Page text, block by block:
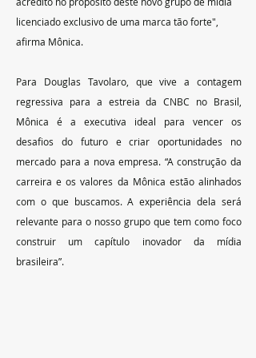
licenciado exclusivo de uma marca tão forte",
afirma Mônica.
Para Douglas Tavolaro, que vive a contagem
regressiva para a estreia da CNBC no Brasil,
Mônica é a executiva ideal para vencer os
desafios do futuro e criar oportunidades no
mercado para a nova empresa. “A construção da
carreira e os valores da Mônica estão alinhados
com o que buscamos. A experiência dela será
relevante para o nosso grupo que tem como foco
construir um capítulo inovador da mídia
brasileira”.